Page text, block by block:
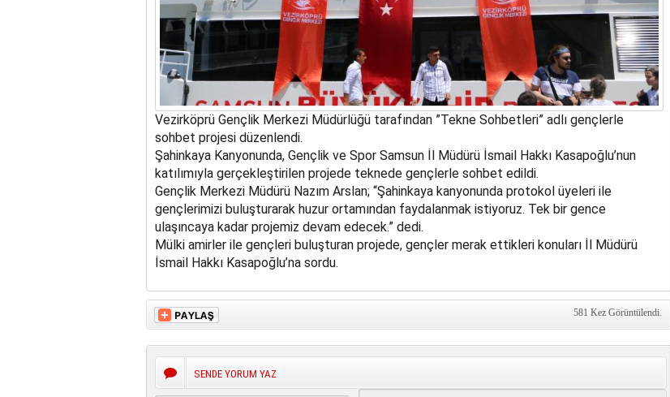
Vezirköprü Gençlik Merkezi Müdürlüğü tarafından ”Tekne Sohbetleri” adlı gençlerle
sohbet projesi düzenlendi.
Şahinkaya Kanyonunda, Gençlik ve Spor Samsun İl Müdürü İsmail Hakkı Kasapoğlu’nun
katılımıyla gerçekleştirilen projede teknede gençlerle sohbet edildi.
Gençlik Merkezi Müdürü Nazım Arslan; “Şahinkaya kanyonunda protokol üyeleri ile
gençlerimizi buluşturarak huzur ortamından faydalanmak istiyoruz. Tek bir gence
ulaşıncaya kadar projemiz devam edecek.” dedi.
Mülki amirler ile gençleri buluşturan projede, gençler merak ettikleri konuları İl Müdürü
İsmail Hakkı Kasapoğlu’na sordu.
581 Kez Görüntülendi.
SENDE YORUM YAZ